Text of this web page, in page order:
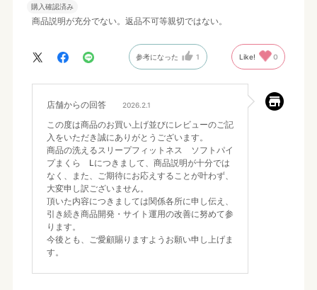
購入確認済み
商品説明が充分でない。返品不可等親切ではない。
参考になった 1 Like! 0
店舗からの回答 2026.2.1
この度は商品のお買い上げ並びにレビューのご記
入をいただき誠にありがとうございます。
商品の洗えるスリープフィットネス ソフトパイ
プまくら Lにつきまして、商品説明が十分では
なく、また、ご期待にお応えすることが叶わず、
大変申し訳ございません。
頂いた内容につきましては関係各所に申し伝え、
引き続き商品開発・サイト運用の改善に努めて参
ります。
今後とも、ご愛顧賜りますようお願い申し上げま
す。